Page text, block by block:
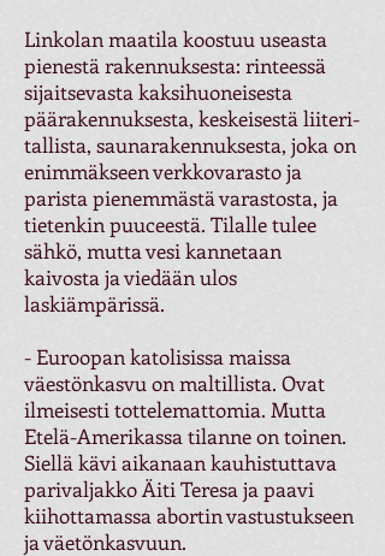
Linkolan maatila koostuu useasta
pienestä rakennuksesta: rinteessä
sijaitsevasta kaksihuoneisesta
päärakennuksesta, keskeisestä liiteri-
tallista, saunarakennuksesta, joka on
enimmäkseen verkkovarasto ja
parista pienemmästä varastosta, ja
tietenkin puuceestä. Tilalle tulee
sähkö, mutta vesi kannetaan
kaivosta ja viedään ulos
laskiämpärissä.
- Euroopan katolisissa maissa
väestönkasvu on maltillista. Ovat
ilmeisesti tottelemattomia. Mutta
Etelä-Amerikassa tilanne on toinen.
Siellä kävi aikanaan kauhistuttava
parivaljakko Äiti Teresa ja paavi
kiihottamassa abortin vastustukseen
ja väetönkasvuun.